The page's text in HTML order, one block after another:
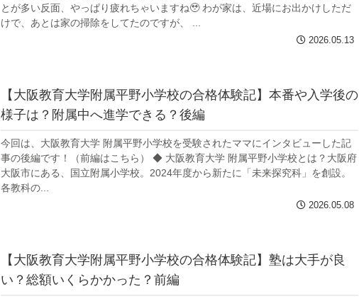
とが多い反面、やっぱり疲れちゃいますね🥹 わが家は、近場にお出かけしただ
けで、あとは家の掃除をしてたのですが、 ...
2026.05.13
【大阪教育大学附属平野小学校の合格体験記】本番や入学後の
様子は？附属中へ進学できる？後編
今回は、大阪教育大学 附属平野小学校を受験されたママにインタビューした記
事の後編です！（前編はこちら） ◆ 大阪教育大学 附属平野小学校とは？大阪府
大阪市にある、国立附属小学校。2024年度から新たに「未来探究科」を創設。
各教科の...
2026.05.08
【大阪教育大学附属平野小学校の合格体験記】塾は大手が良
い？総額いくらかかった？前編